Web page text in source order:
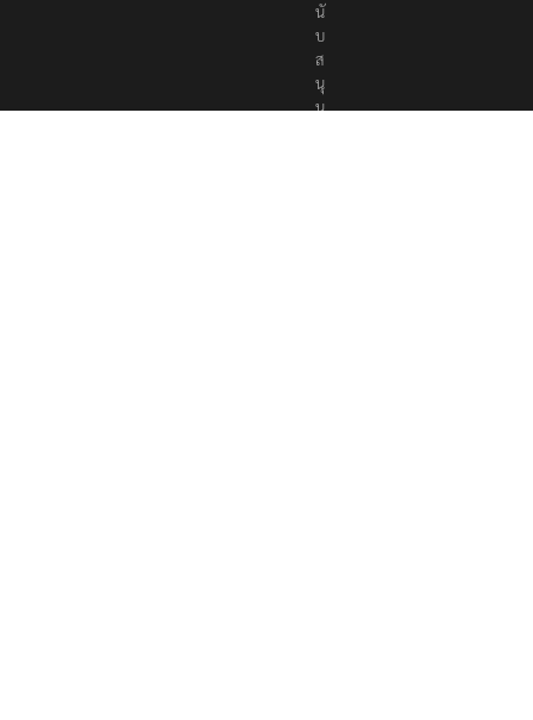
นั
บ
ส
นุ
น